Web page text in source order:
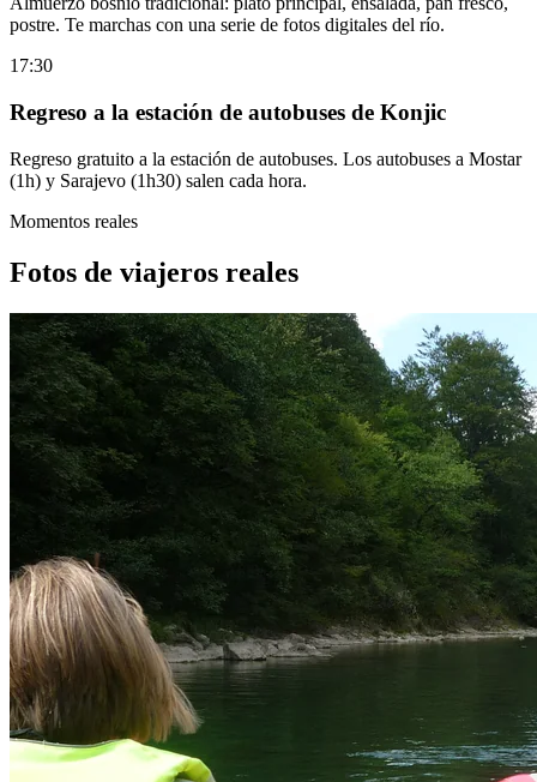
postre. Te marchas con una serie de fotos digitales del río.
17:30
Regreso a la estación de autobuses de Konjic
Regreso gratuito a la estación de autobuses. Los autobuses a Mostar
(1h) y Sarajevo (1h30) salen cada hora.
Momentos reales
Fotos de viajeros reales